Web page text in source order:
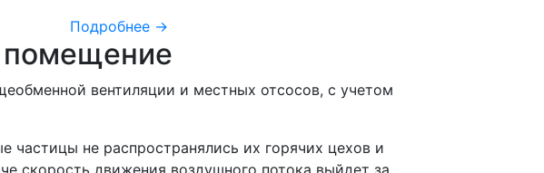
Подробнее →
помещение
вентиляции и местных отсосов, с учетом
частицы не распространялись их горячих цехов и
скорость движения воздушного потока выйдет за